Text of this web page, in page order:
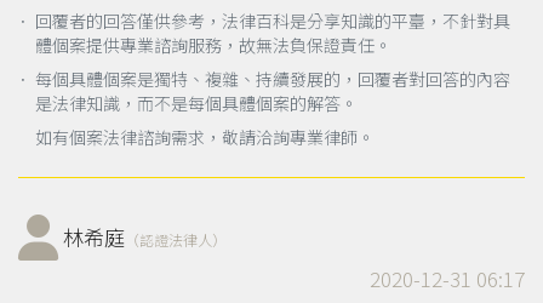
． 回覆者的回答僅供參考，法律百科是分享知識的平臺，不針對具
體個案提供專業諮詢服務，故無法負保證責任。
． 每個具體個案是獨特、複雜、持續發展的，回覆者對回答的內容
是法律知識，而不是每個具體個案的解答。
如有個案法律諮詢需求，敬請洽詢專業律師。
林希庭 （認證法律人）
2020-12-31 06:17